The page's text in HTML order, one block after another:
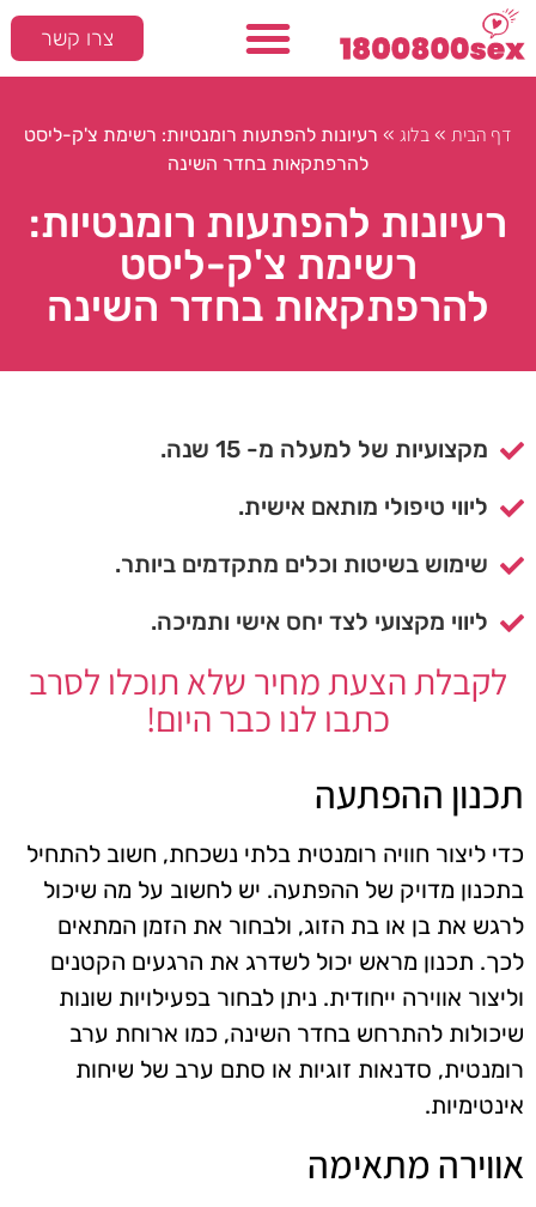
צרו קשר
דף הבית » בלוג » רעיונות להפתעות רומנטיות: רשימת צ'ק-ליסט
להרפתקאות בחדר השינה
רעיונות להפתעות רומנטיות:
רשימת צ'ק-ליסט
להרפתקאות בחדר השינה
מקצועיות של למעלה מ- 15 שנה.
ליווי טיפולי מותאם אישית.
שימוש בשיטות וכלים מתקדמים ביותר.
ליווי מקצועי לצד יחס אישי ותמיכה.
לקבלת הצעת מחיר שלא תוכלו לסרב
כתבו לנו כבר היום!
תכנון ההפתעה
כדי ליצור חוויה רומנטית בלתי נשכחת, חשוב להתחיל
בתכנון מדויק של ההפתעה. יש לחשוב על מה שיכול
לרגש את בן או בת הזוג, ולבחור את הזמן המתאים
לכך. תכנון מראש יכול לשדרג את הרגעים הקטנים
וליצור אווירה ייחודית. ניתן לבחור בפעילויות שונות
שיכולות להתרחש בחדר השינה, כמו ארוחת ערב
רומנטית, סדנאות זוגיות או סתם ערב של שיחות
אינטימיות.
אווירה מתאימה